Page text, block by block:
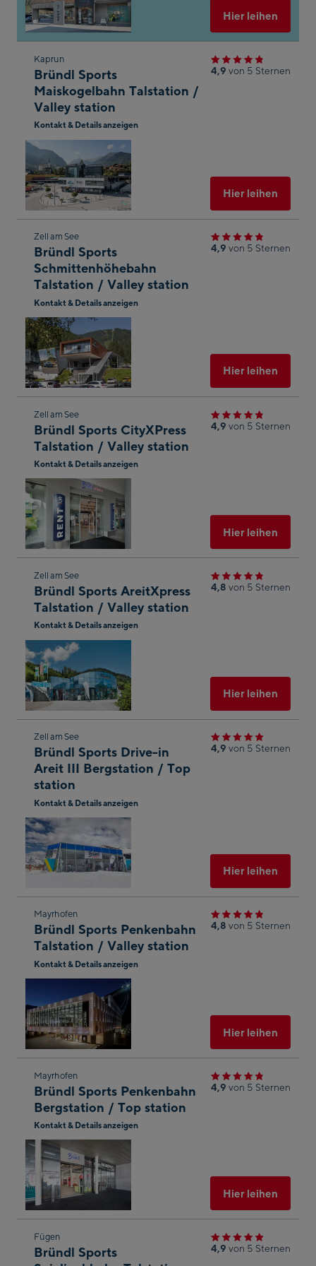
2 3 4 5 6 7 8
nächster
Monat
Zum
nächsten
Shop-
Ergebnis
springen
Kaprun
Bründl Sports
Maiskogelbahn Talstation /
Valley station
Kontakt & Details anzeigen
4,9 von 5 Sternen
Hier leihen
Zum
nächsten
Shop-
Ergebnis
springen
Zell am See
Bründl Sports
Schmittenhöhebahn
Talstation / Valley station
Kontakt & Details anzeigen
4,9 von 5 Sternen
Hier leihen
Zum
nächsten
Shop-
Ergebnis
springen
Zell am See
Bründl Sports CityXPress
Talstation / Valley station
Kontakt & Details anzeigen
4,9 von 5 Sternen
Hier leihen
Zum
nächsten
Shop-
Ergebnis
springen
Zell am See
Bründl Sports AreitXpress
Talstation / Valley station
Kontakt & Details anzeigen
4,8 von 5 Sternen
Hier leihen
Zum
nächsten
Shop-
Ergebnis
springen
Zell am See
Bründl Sports Drive-in
Areit III Bergstation / Top
station
Kontakt & Details anzeigen
4,9 von 5 Sternen
Hier leihen
Zum
nächsten
Shop-
Ergebnis
Mayrhofen
Bründl Sports Penkenbahn
Talstation / Valley station
Kontakt & Details anzeigen
4,8 von 5 Sternen
Hier leihen
Zum
nächsten
Shop-
Ergebnis
springen
Mayrhofen
Bründl Sports Penkenbahn
Bergstation / Top station
Kontakt & Details anzeigen
4,9 von 5 Sternen
Hier leihen
Hier leihen
Zum
nächsten
Fügen
Bründl Sports
4,9 von 5 Sternen